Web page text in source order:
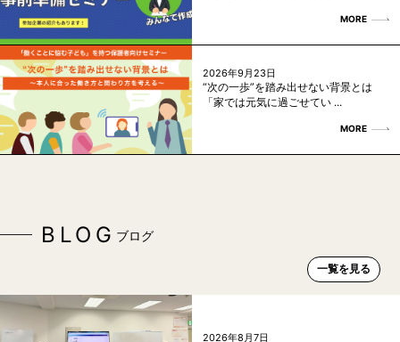
MORE
2026年9月23日
“次の一歩”を踏み出せない背景とは
「家では元気に過ごせてい ...
MORE
BLOG ブログ
一覧を見る
2026年8月7日